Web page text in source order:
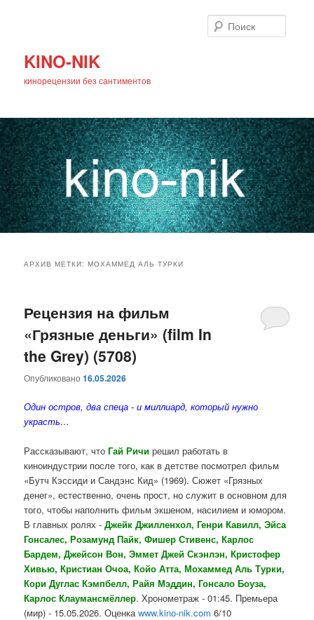
KINO-NIK
кинорецензии без сантиментов
основному
содержимому
дополнительному
содержимому
АРХИВ МЕТКИ:МОХАММЕД АЛЬ ТУРКИ
Рецензия на фильм
«Грязные деньги» (film In
the Grey) (5708)
Опубликовано16.05.2026
Один остров, два спеца - и миллиард, который нужно
украсть…
Рассказывают, чтоГай Ричи решил работать в
киноиндустрии после того, как в детстве посмотрел фильм
«Бутч Кэссиди и Сандэнс Кид» (1969). Сюжет «Грязных
денег», естественно, очень прост, но служит в основном для
того, чтобы наполнить фильм экшеном, насилием и юмором.
В главных ролях -Джейк Джилленхол, Генри Кавилл, Эйса
Гонсалес, Розамунд Пайк, Фишер Стивенс, Карлос
Бардем, Джейсон Вон, Эммет Джей Скэнлэн, Кристофер
Хивью, Кристиан Очоа, Койо Атта, Мохаммед Аль Турки,
Кори Дуглас Кэмпбелл, Райя Мэддин, Гонсало Боуза,
Карлос Клаумансмёллер. Хронометраж - 01:45. Премьера
(мир) - 15.05.2026. Оценкаwww.kino-nik.com 6/10